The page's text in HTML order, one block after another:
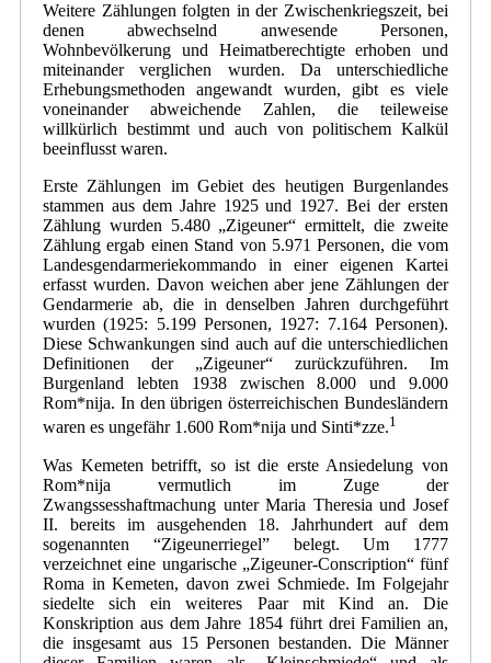
Weitere Zählungen folgten in der Zwischenkriegszeit, bei
denen abwechselnd anwesende Personen,
Wohnbevölkerung und Heimatberechtigte erhoben und
miteinander verglichen wurden. Da unterschiedliche
Erhebungsmethoden angewandt wurden, gibt es viele
voneinander abweichende Zahlen, die teileweise
willkürlich bestimmt und auch von politischem Kalkül
beeinflusst waren.
Erste Zählungen im Gebiet des heutigen Burgenlandes
stammen aus dem Jahre 1925 und 1927. Bei der ersten
Zählung wurden 5.480 „Zigeuner“ ermittelt, die zweite
Zählung ergab einen Stand von 5.971 Personen, die vom
Landesgendarmeriekommando in einer eigenen Kartei
erfasst wurden. Davon weichen aber jene Zählungen der
Gendarmerie ab, die in denselben Jahren durchgeführt
wurden (1925: 5.199 Personen, 1927: 7.164 Personen).
Diese Schwankungen sind auch auf die unterschiedlichen
Definitionen der „Zigeuner“ zurückzuführen. Im
Burgenland lebten 1938 zwischen 8.000 und 9.000
Rom*nija. In den übrigen österreichischen Bundesländern
waren es ungefähr 1.600 Rom*nija und Sinti*zze.1
Was Kemeten betrifft, so ist die erste Ansiedelung von
Rom*nija vermutlich im Zuge der
Zwangssesshaftmachung unter Maria Theresia und Josef
II. bereits im ausgehenden 18. Jahrhundert auf dem
sogenannten “Zigeunerriegel” belegt. Um 1777
verzeichnet eine ungarische „Zigeuner-Conscription“ fünf
Roma in Kemeten, davon zwei Schmiede. Im Folgejahr
siedelte sich ein weiteres Paar mit Kind an. Die
Konskription aus dem Jahre 1854 führt drei Familien an,
die insgesamt aus 15 Personen bestanden. Die Männer